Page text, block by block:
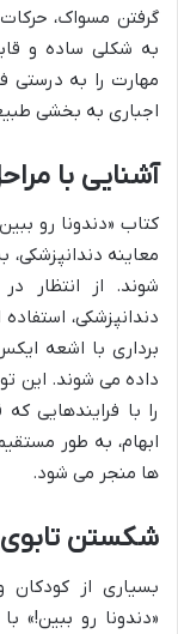
گرفتن مسواک،
به شکلی ساده و
مهارت را به درستی
اجباری به بخشی
آشنایی با
کتاب «دندونا رو
معاینه
شوند. از انتظار
دندانپزشکی،
برداری با اشعه
داده می شوند. این
را با فرایندهایی
ابهام، به طور
ها منجر می شود.
شکستن
بسیاری از کودکان
«دندونا رو ببین!»